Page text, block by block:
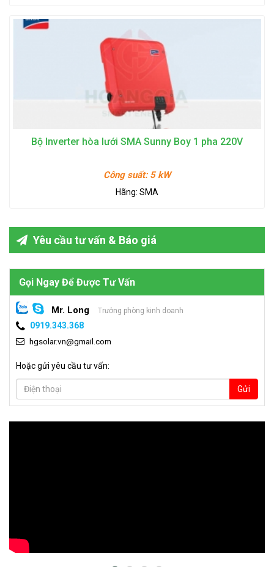
Bộ Inverter hòa lưới SMA Sunny Boy 1 pha 220V
Công suất: 5 kW
Hãng: SMA
Yêu cầu tư vấn & Báo giá
Gọi Ngay Để Được Tư Vấn
Mr. Long Trưởng phòng kinh doanh
0919.343.368
hgsolar.vn@gmail.com
Hoặc gửi yêu cầu tư vấn:
Gửi